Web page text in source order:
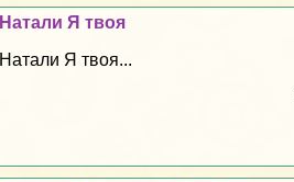
Натали Я твоя
Натали Я твоя...